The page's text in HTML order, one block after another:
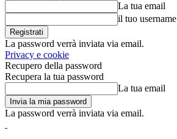
La tua email
il tuo username
La password verrà inviata via email.
Privacy e cookie
Recupero della password
Recupera la tua password
La tua email
La password verrà inviata via email.